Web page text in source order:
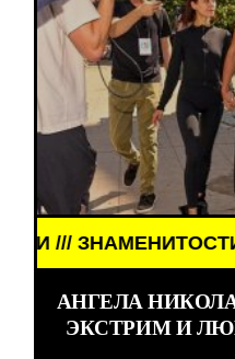
ЗНАМЕНИТОСТИ ///
АНГЕЛА
ЭКСТРИМ И